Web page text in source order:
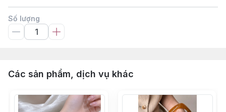
Số lượng
Các sản phẩm, dịch vụ khác